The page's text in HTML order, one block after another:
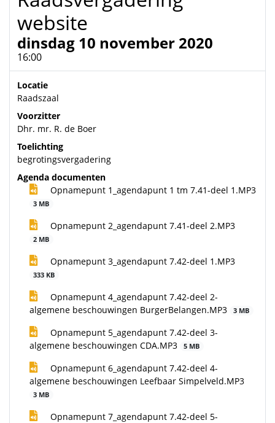
website
dinsdag 10 november 2020
16:00
Locatie
Raadszaal
Voorzitter
Dhr. mr. R. de Boer
Toelichting
begrotingsvergadering
Agenda documenten
Opnamepunt 1_agendapunt 1 tm 7.41-deel 1.MP3
3 MB
Opnamepunt 2_agendapunt 7.41-deel 2.MP3
2 MB
Opnamepunt 3_agendapunt 7.42-deel 1.MP3
333 KB
Opnamepunt 4_agendapunt 7.42-deel 2-
algemene beschouwingen BurgerBelangen.MP3
3 MB
Opnamepunt 5_agendapunt 7.42-deel 3-
algemene beschouwingen CDA.MP3
5 MB
Opnamepunt 6_agendapunt 7.42-deel 4-
algemene beschouwingen Leefbaar Simpelveld.MP3
3 MB
Opnamepunt 7_agendapunt 7.42-deel 5-